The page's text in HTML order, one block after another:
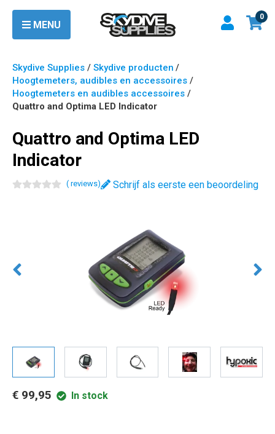
MENU
0
Skydive Supplies / Skydive producten /
Hoogtemeters, audibles en accessoires /
Hoogtemeters en audibles accessoires /
Quattro and Optima LED Indicator
Quattro and Optima LED
Indicator
( reviews) Schrijf als eerste een beoordeling
€ 99,95 In stock